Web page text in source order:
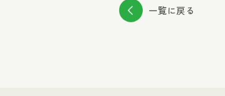
一覧に戻る